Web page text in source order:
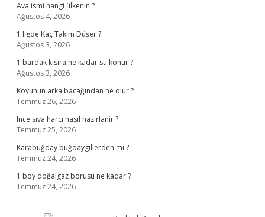
Ava ismi hangi ülkenin ?
Ağustos 4, 2026
1 ligde Kaç Takim Düşer ?
Ağustos 3, 2026
1 bardak kisira ne kadar su konur ?
Ağustos 3, 2026
Koyunun arka bacağından ne olur ?
Temmuz 26, 2026
Ince sıva harcı nasıl hazirlanir ?
Temmuz 25, 2026
Karabuğday buğdaygillerden mi ?
Temmuz 24, 2026
1 boy doğalgaz borusu ne kadar ?
Temmuz 24, 2026